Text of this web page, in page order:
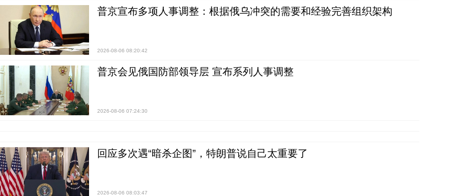
普京宣布多项人事调整：根据俄乌冲突的需要和经验完善组织架构
2026-08-06 08:20:42
普京会见俄国防部领导层 宣布系列人事调整
2026-08-06 07:24:30
回应多次遇“暗杀企图”，特朗普说自己太重要了
2026-08-06 08:03:47